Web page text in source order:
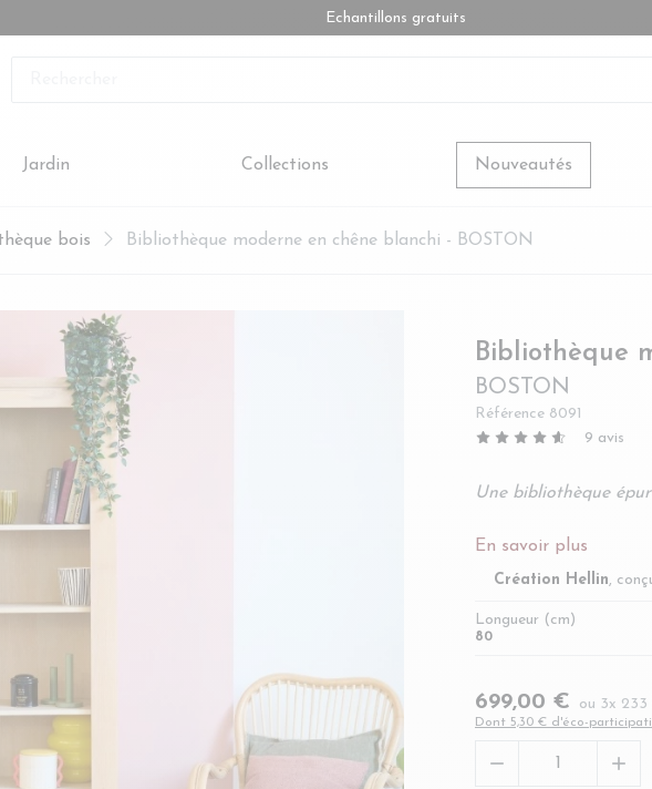
Echantillons gratuits
Jardin Collections Nouveautés
bois Bibliothèque moderne en chêne blanchi - BOSTON
Bibliothèque
BOSTON
Référence 8091
9 avis
Une bibliothèque
En savoir plus
Création Hellin,
Longueur (cm)
80
699,00 € ou 3x
Dont 5,30 € d'éco-
 